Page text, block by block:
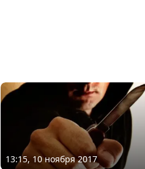
13:15, 10 ноября 2017